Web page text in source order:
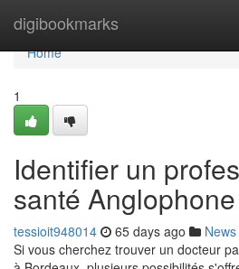
digibookmarks
Home
Home
1
Identifier un
santé
tessioit948014 65 days ago News
Si vous cherchez trouver un docteur